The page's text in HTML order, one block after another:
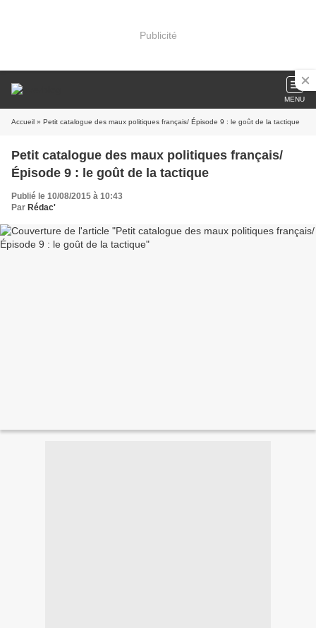
Publicité
MENU
Accueil » Petit catalogue des maux politiques français/ Épisode 9 : le goût de la tactique
Petit catalogue des maux politiques français/
Épisode 9 : le goût de la tactique
Publié le 10/08/2015 à 10:43
Par Rédac'